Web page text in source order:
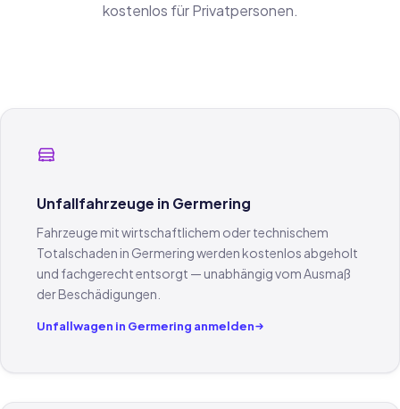
kostenlos für Privatpersonen.
Unfallfahrzeuge in Germering
Fahrzeuge mit wirtschaftlichem oder technischem
Totalschaden in Germering werden kostenlos abgeholt
und fachgerecht entsorgt — unabhängig vom Ausmaß
der Beschädigungen.
Unfallwagen in Germering anmelden